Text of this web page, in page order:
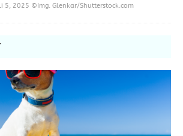
5, 2025 ©Img. Glenkar/Shutterstock.com